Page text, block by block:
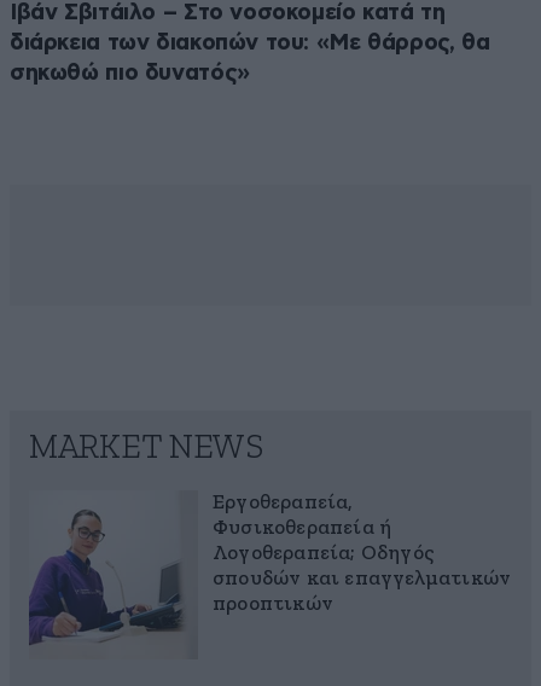
Ιβάν Σβιτάιλο – Στο νοσοκομείο κατά τη
διάρκεια των διακοπών του: «Με θάρρος, θα
σηκωθώ πιο δυνατός»
MARKET NEWS
Εργοθεραπεία,
Φυσικοθεραπεία ή
Λογοθεραπεία; Οδηγός
σπουδών και επαγγελματικών
προοπτικών